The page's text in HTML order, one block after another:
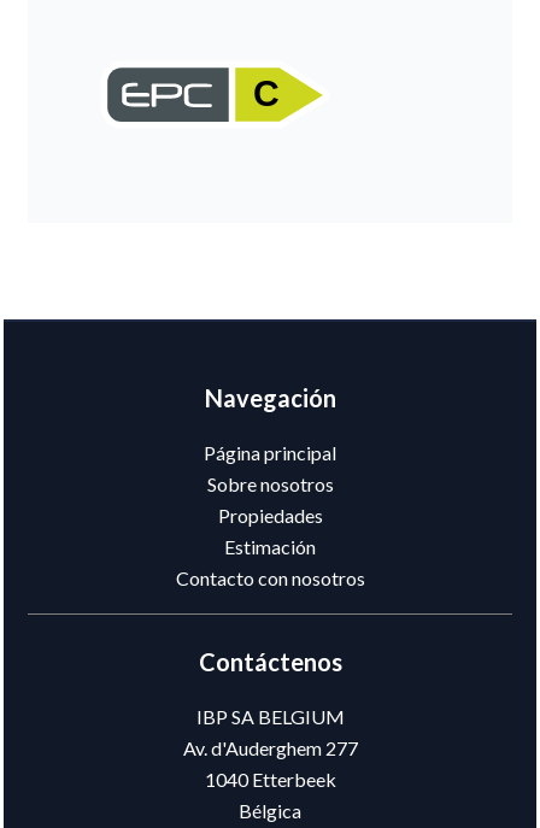
C
Navegación
Página principal
Sobre nosotros
Propiedades
Estimación
Contacto con nosotros
Contáctenos
IBP SA BELGIUM
Av. d'Auderghem 277
1040Etterbeek
Bélgica